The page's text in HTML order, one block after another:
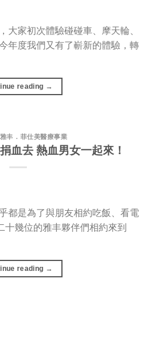
大家初次體驗碰碰車、摩天輪、
年度我們又有了嶄新的體驗，轉
reading →
雅丰．菲仕美醫療事業
血去 熱血男女一起來！
都是為了與朋友相約吃飯、看電
十幾位的雅丰夥伴們相約來到
reading →